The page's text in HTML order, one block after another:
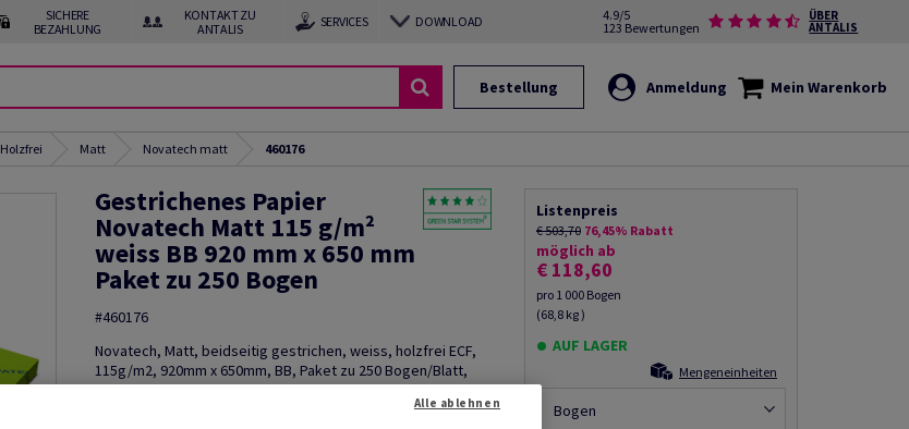
SICHERE
BEZAHLUNG
KONTAKT ZU
ANTALIS
SERVICES DOWNLOAD
4.9/5
123 Bewertungen
ÜBER
ANTALIS
Bestellung Anmeldung Mein Warenkorb
Holzfrei Matt Novatech matt 460176
Gestrichenes Papier
Novatech Matt 115 g/m²
weiss BB 920 mm x 650 mm
Paket zu 250 Bogen
#460176
Novatech, Matt, beidseitig gestrichen, weiss, holzfrei ECF,
115g/m2, 920mm x 650mm, BB, Paket zu 250 Bogen/Blatt,
FSC Mix Credit
Listenpreis
€ 503,70 76,45% Rabatt
möglich ab
€ 118,60
pro 1 000 Bogen
(68,8 kg )
AUF LAGER
Mengeneinheiten
Bogen
Alle ablehnen